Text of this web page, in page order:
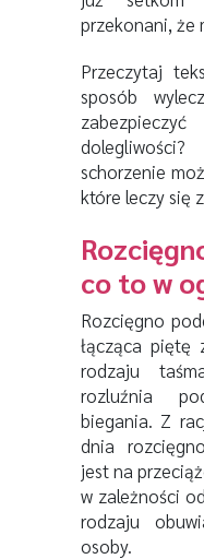
przekonani, że
Przeczytaj
sposób
schorzenie
które leczy się
co to w
Rozcięgno
łącząca piętę
rodzaju
rozluźnia
biegania. Z
dnia
jest na
w zależności
rodzaju
osoby.